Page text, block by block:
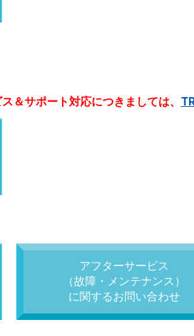
＆サポート対応につきましては、
アフターサービス
（故障・メンテナンス）
に関するお問い合わせ